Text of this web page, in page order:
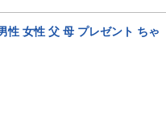
性 女性 父 母 プレゼント ちゃ